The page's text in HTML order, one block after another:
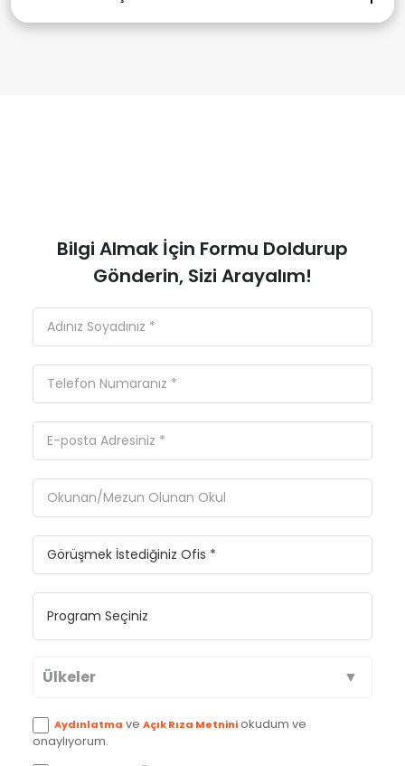
Bilgi Almak İçin Formu Doldurup
Gönderin, Sizi Arayalım!
Ülkeler
Avustralya
Aydınlatma ve Açık Rıza Metniniokudum ve
onaylıyorum.